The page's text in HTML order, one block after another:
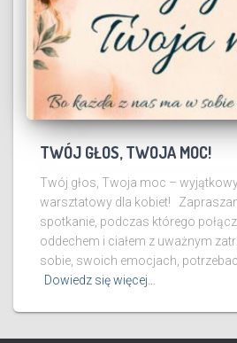
TWÓJ GŁOS, TWOJA MOC!
Twój głos, Twoja moc –
warsztatowy dla kobiet!
spotkanie, podczas którego
oddechem i ciałem z uważnym
sobie, swoich emocjach,
Dowiedz się więcej…